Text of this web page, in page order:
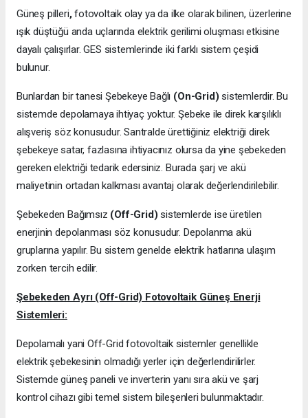
Güneş pilleri,fotovoltaik olay ya da ilke olarak bilinen, üzerlerine
ışık düştüğü anda uçlarında elektrik gerilimi oluşması etkisine
dayalı çalışırlar. GES sistemlerinde iki farklı sistem çeşidi
bulunur.
Bunlardan bir tanesi Şebekeye Bağlı (On-Grid) sistemlerdir. Bu
sistemde depolamaya ihtiyaç yoktur. Şebeke ile direk karşılıklı
alışveriş söz konusudur. Santralde ürettiğiniz elektriği direk
şebekeye satar, fazlasına ihtiyacınız olursa da yine şebekeden
gereken elektriği tedarik edersiniz. Burada şarj ve akü
maliyetinin ortadan kalkması avantaj olarak değerlendirilebilir.
Şebekeden Bağımsız (Off-Grid) sistemlerde ise üretilen
enerjinin depolanması söz konusudur. Depolanma akü
gruplarına yapılır. Bu sistem genelde elektrik hatlarına ulaşım
zorken tercih edilir.
Şebekeden Ayrı (Off-Grid) Fotovoltaik Güneş Enerji
Sistemleri:
Depolamalı yani Off-Grid fotovoltaik sistemler genellikle
elektrik şebekesinin olmadığı yerler için değerlendirilirler.
Sistemde güneş paneli ve inverterin yanı sıra akü ve şarj
kontrol cihazı gibi temel sistem bileşenleri bulunmaktadır.